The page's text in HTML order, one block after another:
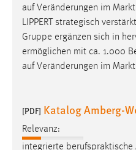
auf Veränderungen im
LIPPERT strategisch
Gruppe ergänzen sich in
ermöglichen mit ca. 1.000
auf Veränderungen im
[PDF] Katalog Amberg-
Relevanz:
integrierte